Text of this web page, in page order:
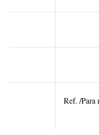
Ref. /Para